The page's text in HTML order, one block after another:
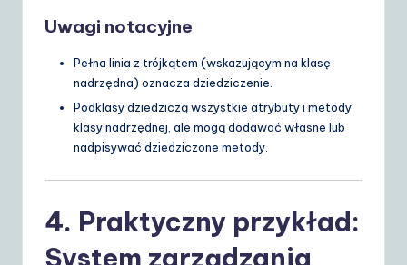
Uwagi notacyjne
Pełna linia z trójkątem (wskazującym na klasę
nadrzędna) oznacza dziedziczenie.
Podklasy dziedziczą wszystkie atrybuty i metody
klasy nadrzędnej, ale mogą dodawać własne lub
nadpisywać dziedziczone metody.
4. Praktyczny przykład:
System zarządzania